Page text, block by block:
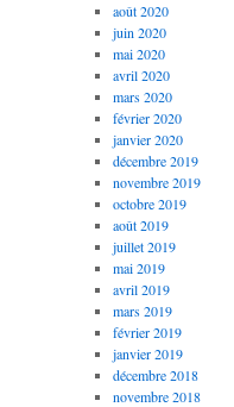
août 2020
juin 2020
mai 2020
avril 2020
mars 2020
février 2020
janvier 2020
décembre 2019
novembre 2019
octobre 2019
août 2019
juillet 2019
mai 2019
avril 2019
mars 2019
février 2019
janvier 2019
décembre 2018
novembre 2018